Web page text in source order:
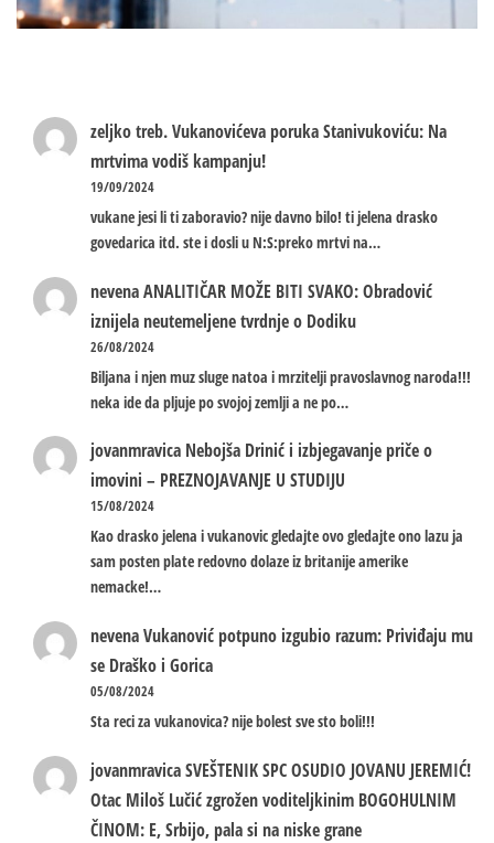
zeljko treb.Vukanovićeva poruka Stanivukoviću: Na
mrtvima vodiš kampanju!
19/09/2024
vukane jesi li ti zaboravio? nije davno bilo! ti jelena drasko
govedarica itd. ste i dosli u N:S:preko mrtvi na…
nevenaANALITIČAR MOŽE BITI SVAKO: Obradović
iznijela neutemeljene tvrdnje o Dodiku
26/08/2024
Biljana i njen muz sluge natoa i mrzitelji pravoslavnog naroda!!!
neka ide da pljuje po svojoj zemlji a ne po…
jovanmravica Nebojša Drinić i izbjegavanje priče o
imovini – PREZNOJAVANJE U STUDIJU
15/08/2024
Kao drasko jelena i vukanovic gledajte ovo gledajte ono lazu ja
sam posten plate redovno dolaze iz britanije amerike
nemacke!…
nevenaVukanović potpuno izgubio razum: Priviđaju mu
se Draško i Gorica
05/08/2024
Sta reci za vukanovica? nije bolest sve sto boli!!!
jovanmravicaSVEŠTENIK SPC OSUDIO JOVANU JEREMIĆ!
Otac Miloš Lučić zgrožen voditeljkinim BOGOHULNIM
ČINOM: E, Srbijo, pala si na niske grane